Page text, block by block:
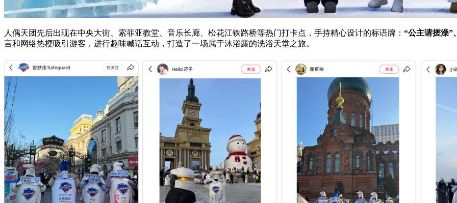
人偶天团先后出现在中央大街、索菲亚教堂、音乐长廊、松花江铁路桥等热门打卡点，手持精心设计的标语牌： “公主请搓澡”
言和网络热梗吸引游客，进行趣味喊话互动，打造了一场属于沐浴露的洗浴天堂之旅。